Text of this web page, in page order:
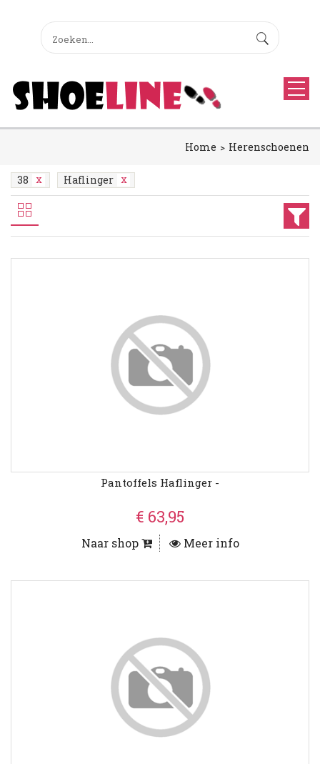
Home Herenschoenen
38 Haflinger
Pantoffels Haflinger -
€ 63,95
Naar shop Meer info